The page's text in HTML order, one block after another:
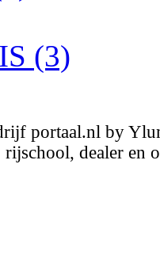
(3)
portaal.nl by
dealer en